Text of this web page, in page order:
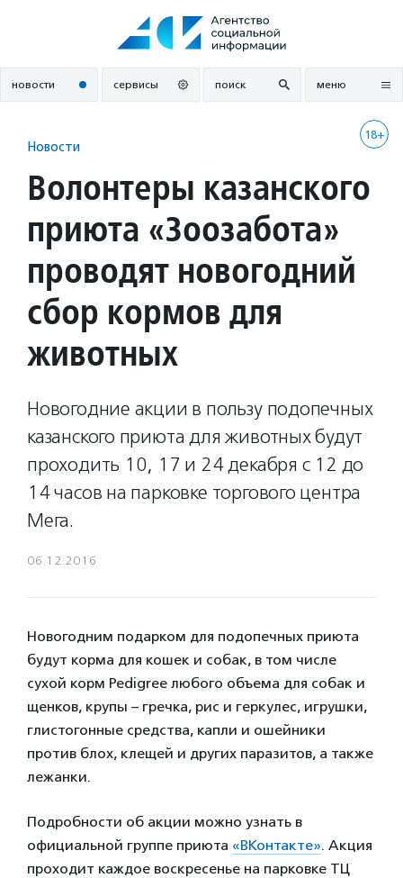
новости сервисы поиск меню
18+
Новости
Волонтеры казанского
приюта «Зоозабота»
проводят новогодний
сбор кормов для
животных
Новогодние акции в пользу подопечных
казанского приюта для животных будут
проходить 10, 17 и 24 декабря с 12 до
14 часов на парковке торгового центра
Мега.
06.12.2016
Новогодним подарком для подопечных приюта
будут корма для кошек и собак, в том числе
сухой корм Pedigree любого объема для собак и
щенков, крупы – гречка, рис и геркулес, игрушки,
глистогонные средства, капли и ошейники
против блох, клещей и других паразитов, а также
лежанки.
Подробности об акции можно узнать в
официальной группе приюта «ВКонтакте». Акция
проходит каждое воскресенье на парковке ТЦ